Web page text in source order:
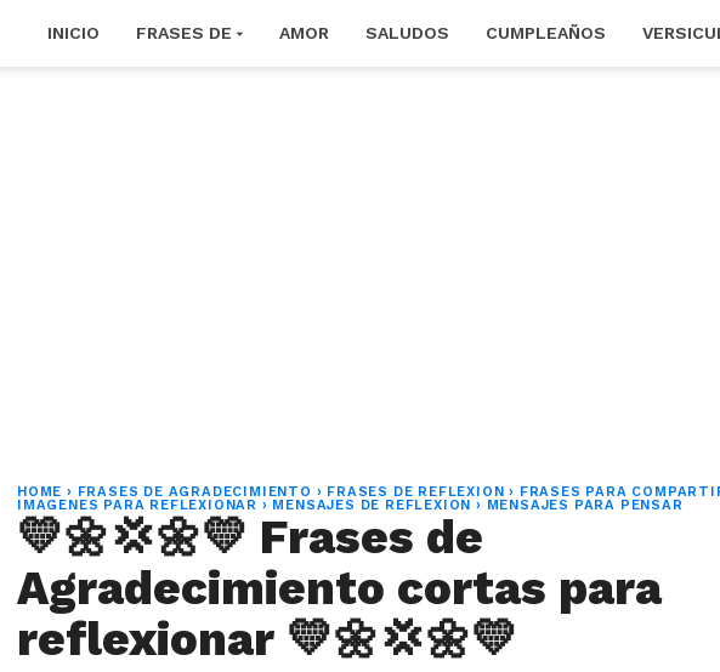
INICIO FRASES DE AMOR SALUDOS CUMPLEAÑOS
HOME › FRASES DE AGRADECIMIENTO › FRASES DE REFLEXION › FRASES PARA
IMAGENES PARA REFLEXIONAR › MENSAJES DE REFLEXION › MENSAJES PARA PENSAR
💛🌼💢🌼💛 Frases de
Agradecimiento cortas para
reflexionar 💛🌼💢🌼💛